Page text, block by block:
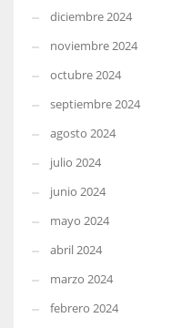
diciembre 2024
noviembre 2024
octubre 2024
septiembre 2024
agosto 2024
julio 2024
junio 2024
mayo 2024
abril 2024
marzo 2024
febrero 2024